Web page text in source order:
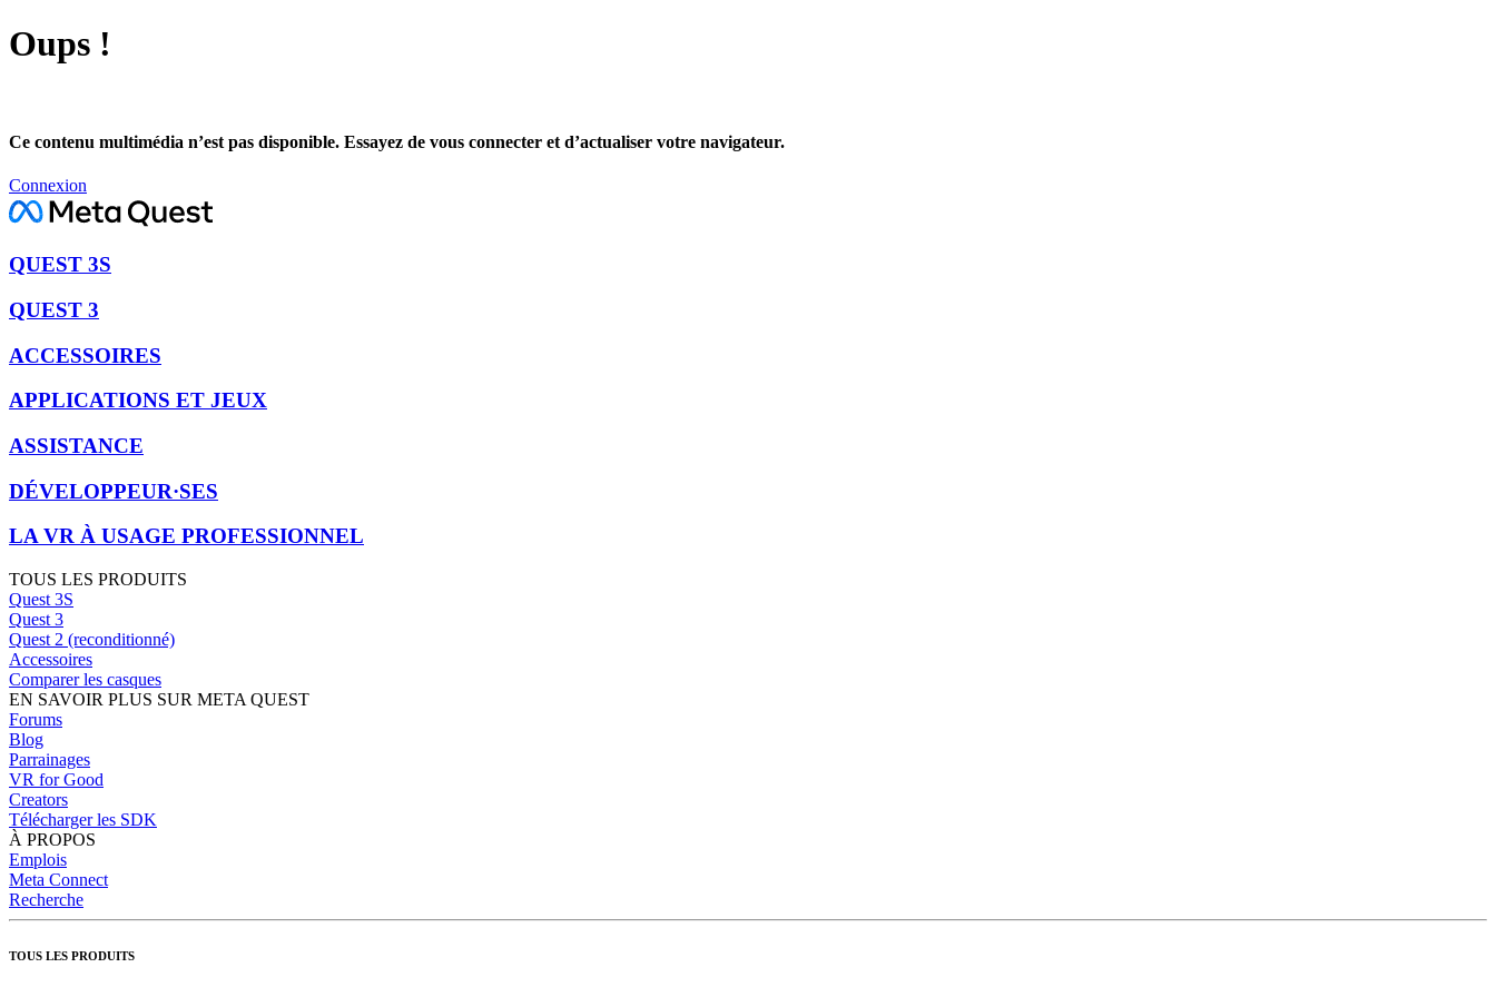
Oups !
Ce contenu multimédia n’est pas disponible. Essayez de vous connecter et d’actualiser votre navigateur.
Connexion
QUEST 3S
QUEST 3
ACCESSOIRES
APPLICATIONS ET JEUX
ASSISTANCE
DÉVELOPPEUR·SES
LA VR À USAGE PROFESSIONNEL
TOUS LES PRODUITS
Quest 3S
Quest 3
Quest 2 (reconditionné)
Accessoires
Comparer les casques
EN SAVOIR PLUS SUR META QUEST
Forums
Blog
Parrainages
VR for Good
Creators
Télécharger les SDK
À PROPOS
Emplois
Meta Connect
Recherche
TOUS LES PRODUITS